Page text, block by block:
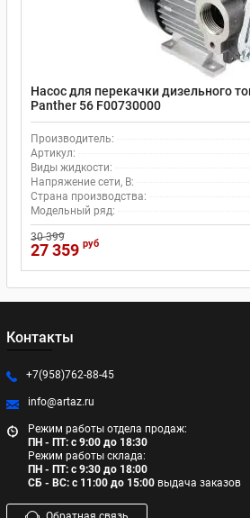
Насос для перекачки дизельного
Panther 56 F00730000
Производитель:
Артикул:
Виды жидкости:
Напряжение сети, В:
Страна производства:
Модельный ряд:
30 399
27 359 руб
Контакты
+7(958)762-88-45
info@artaz.ru
Режим работы отдела продаж:
ПН - ПТ: с 9:00 до 18:30
Режим работы склада:
ПН - ПТ: с 9:30 до 18:00
СБ - ВС: с 11:00 до 15:00 выдача заказов